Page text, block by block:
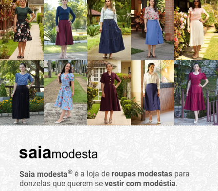
Saia modesta® é a loja de roupas modestas para
donzelas que querem se vestir com modéstia.